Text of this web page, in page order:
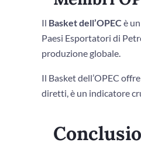
Il Basket dell’OPEC è
Paesi Esportatori di
produzione globale.
Il Basket dell’OPEC
diretti, è un indicatore